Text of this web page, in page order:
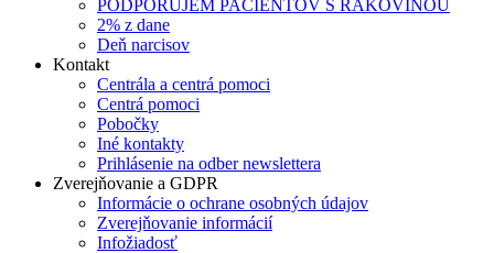
PODPORUJEM PACIENTOV S RAKOVINOU
2% z dane
Deň narcisov
Kontakt
Centrála a centrá pomoci
Centrá pomoci
Pobočky
Iné kontakty
Prihlásenie na odber newslettera
Zverejňovanie a GDPR
Informácie o ochrane osobných údajov
Zverejňovanie informácií
Infožiadosť